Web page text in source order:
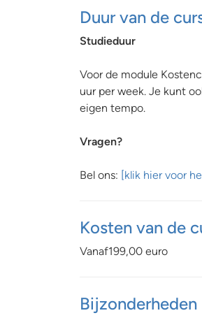
Duur van de
Studieduur
Voor de module
uur per week. Je kunt
eigen tempo.
Vragen?
Bel ons: [klik hier voor
Kosten van de
Vanaf199,00 euro
Bijzonderheden